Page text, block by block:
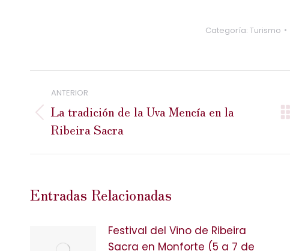
Categoría: Turismo
entre
publicaciones
ANTERIOR
Publicación
anterior:
La tradición de la Uva Mencía en la
Ribeira Sacra
Entradas Relacionadas
Festival del Vino de Ribeira
Sacra en Monforte (5 a 7 de